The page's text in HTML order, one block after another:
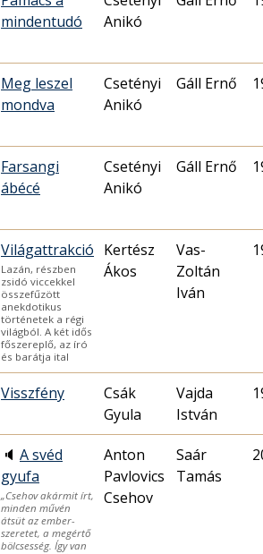
mindentudó
Anikó
Meg leszel
mondva
Csetényi
Anikó
Gáll Ernő
Farsangi
ábécé
Csetényi
Anikó
Gáll Ernő
Világattrakció
Lazán, részben
zsidó viccekkel
összefűzött
anekdotikus
történetek a régi
világból. A két idős
főszereplő, az író
és barátja ital
Kertész
Ákos
Vas-
Zoltán
Iván
Visszfény
Csák
Gyula
Vajda
István
🔈 A svéd
gyufa
„Csehov akármit írt,
minden művén
átsüt az ember-
szeretet, a megértő
bölcsesség. Így van
Anton
Pavlovics
Csehov
Saár
Tamás